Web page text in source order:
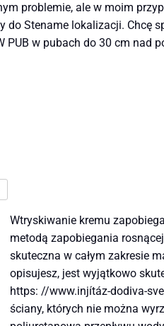
problemie, ale w moim
Stename lokalizacji. Chcę
PUB w pubach do 30 cm
Wtryskiwanie kremu
metodą zapobiegania
skuteczna w całym zakresie
opisujesz, jest wyjątkowo
https: //www.injítáz-dodiva-
ściany, których nie można